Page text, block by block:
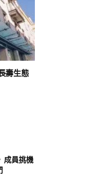
壽生態
成員挑機